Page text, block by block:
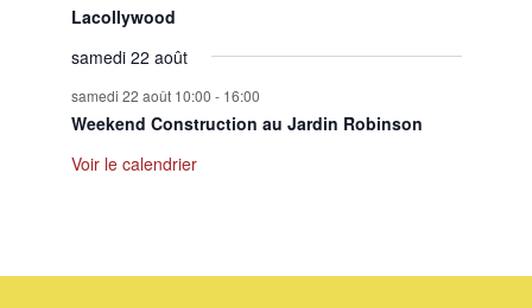
Lacollywood
samedi 22 août
samedi 22 août 10:00 - 16:00
Weekend Construction au Jardin Robinson
Voir le calendrier